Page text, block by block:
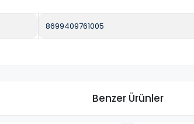
8699409761005
Benzer Ürünler